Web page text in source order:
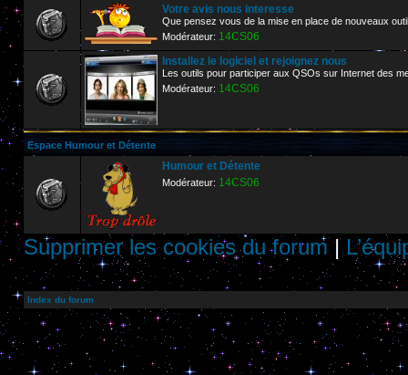
Votre avis nous interesse
Que pensez vous de la mise en place de nouveaux
Modérateur: 14CS06
Installez le logiciel et rejoignez nous
Les outils pour participer aux QSOs sur Internet des
Modérateur: 14CS06
Espace Humour et Détente
Humour et Détente
Modérateur: 14CS06
Supprimer les cookies du forum|
Index du forum